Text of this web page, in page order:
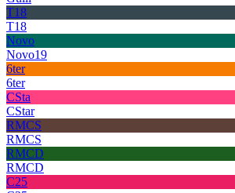
T18
T18
Novo
Novo19
6ter
6ter
CSta
CStar
RMCS
RMCS
RMCD
RMCD
C25